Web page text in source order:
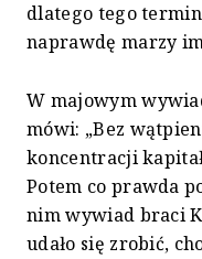
dlatego tego
naprawdę marzy
W majowym
mówi: „Bez
koncentracji
Potem co prawda
nim wywiad braci
udało się zrobić,